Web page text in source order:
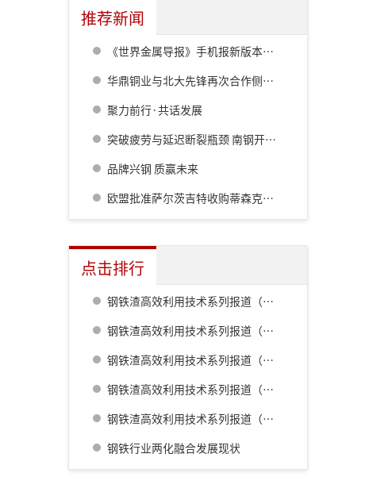
推荐新闻
《世界金属导报》手机报新版本发布，免费下载，免费看
华鼎铜业与北大先锋再次合作侧吹炉配套6000立方制氧项目
聚力前行·共话发展
突破疲劳与延迟断裂瓶颈 南钢开发新能源汽车超高强长寿命特殊钢
品牌兴钢 质赢未来
欧盟批准萨尔茨吉特收购蒂森克虏伯持有的HKM股份
点击排行
钢铁渣高效利用技术系列报道（一） 室兰钢铁厂用钢渣骨料配制重混凝土的研究
钢铁渣高效利用技术系列报道（二） 鹿岛钢铁厂钢铁渣利用技术的开发
钢铁渣高效利用技术系列报道（五） 八幡厂钢铁渣的利用
钢铁渣高效利用技术系列报道（三） 名古屋厂铁水预处理炉渣肥料化的开发
钢铁渣高效利用技术系列报道（四） 广畑厂灰石材生产利用技术的开发
钢铁行业两化融合发展现状